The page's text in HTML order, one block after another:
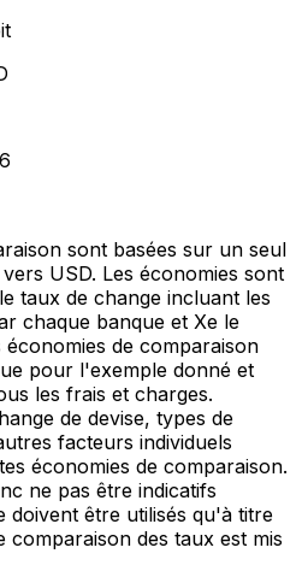
sont basées sur un seul
USD. Les économies sont
taux de change incluant les
chaque banque et Xe le
de comparaison
pour l'exemple donné et
les frais et charges.
de devise, types de
facteurs individuels
économies de comparaison.
ne pas être indicatifs
doivent être utilisés qu'à titre
comparaison des taux est mis